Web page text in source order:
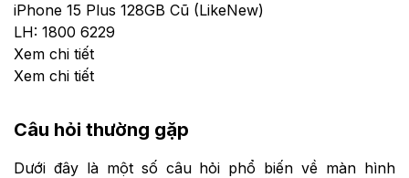
iPhone 15 Plus 128GB Cũ (LikeNew)
LH: 1800 6229
Xem chi tiết
Xem chi tiết
Câu hỏi thường gặp
Dưới đây là một số câu hỏi phổ biến về màn hình